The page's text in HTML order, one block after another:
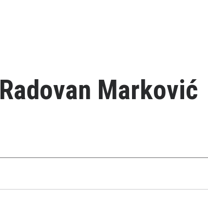
Radovan Marković